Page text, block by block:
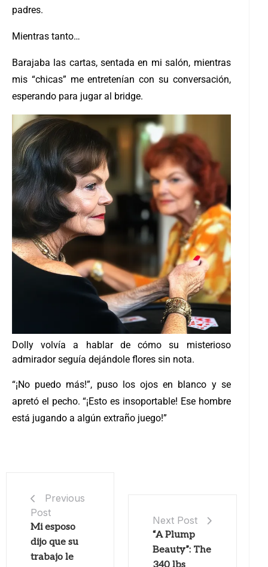
padres.
Mientras tanto…
Barajaba las cartas, sentada en mi salón, mientras
mis “chicas” me entretenían con su conversación,
esperando para jugar al bridge.
Dolly volvía a hablar de cómo su misterioso
admirador seguía dejándole flores sin nota.
“¡No puedo más!”, puso los ojos en blanco y se
apretó el pecho. “¡Esto es insoportable! Ese hombre
está jugando a algún extraño juego!”
Previous
Post
Mi esposo
dijo que su
trabajo le
Next Post
“A Plump
Beauty”: The